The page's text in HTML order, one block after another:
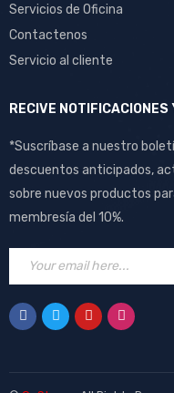
Servicios de Oficina
Contactenos
Servicio al cliente
RECIVE NOTIFICACIONES
*Suscríbase a nuestro
descuentos anticipados,
sobre nuevos productos
membresía del 10%.